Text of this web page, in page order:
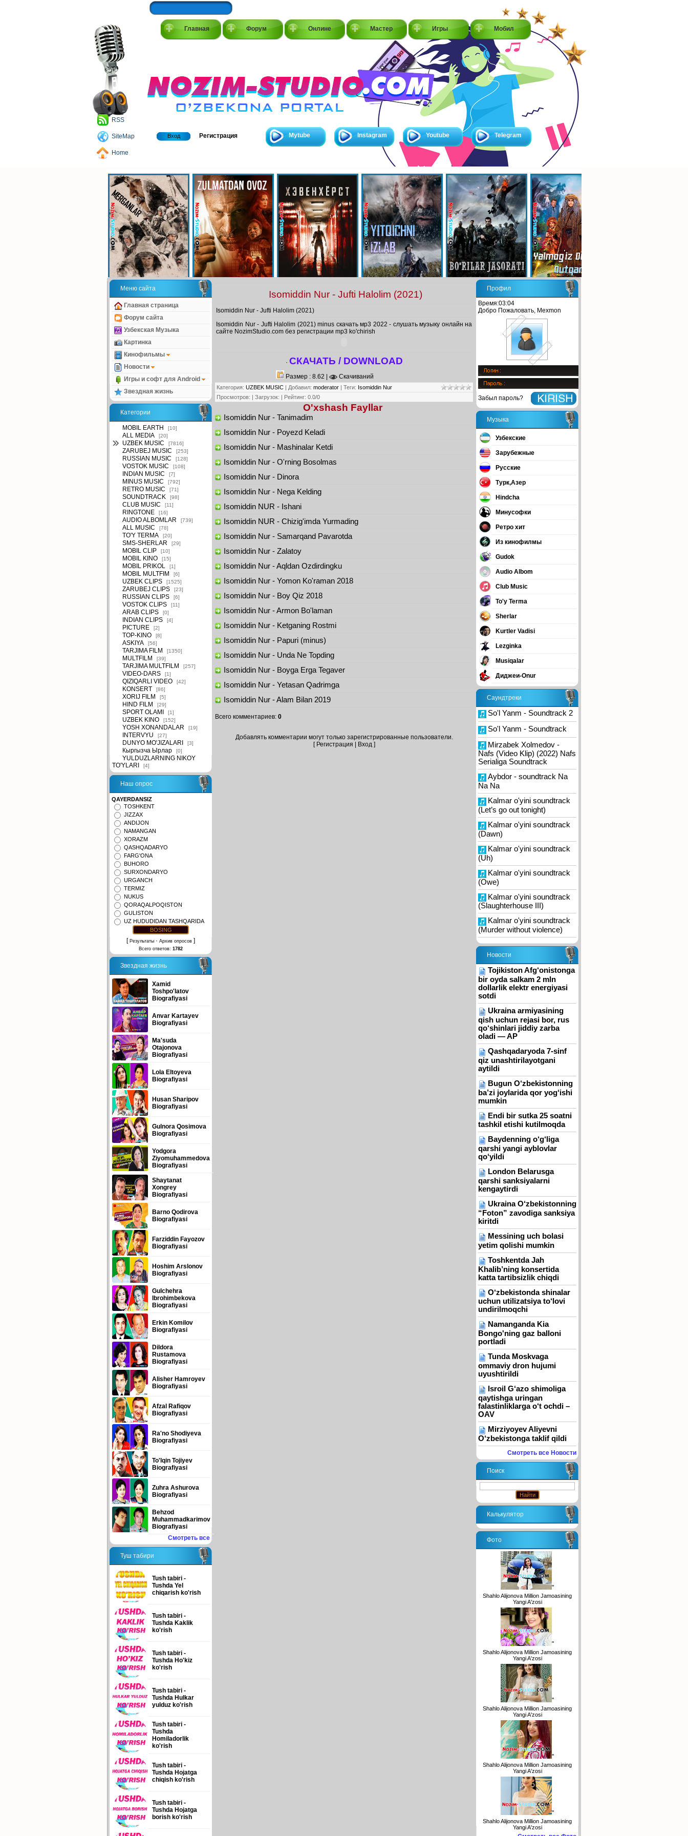
Главная Форум Онлине Мастер Игры Мобил
RSS
SiteMap
Home
Вход Регистрация Mytube Instagram Youtube Telegram
Меню сайта
Главная страница
Форум сайта
Узбекская Музыка
Картинка
Кинофильмы
Новости
Игры и софт для Android
Звездная жизнь
Категории
MOBIL EARTH [10]
ALL MEDIA [20]
UZBEK MUSIC [7816]
ZARUBEJ MUSIC [253]
RUSSIAN MUSIC [128]
VOSTOK MUSIC [108]
INDIAN MUSIC [7]
MINUS MUSIC [792]
RETRO MUSIC [71]
SOUNDTRACK [98]
CLUB MUSIC [11]
RINGTONE [16]
AUDIO ALBOMLAR [739]
ALL MUSIC [78]
TO'Y TERMA [20]
SMS-SHERLAR [29]
MOBIL CLIP [10]
MOBIL KINO [15]
MOBIL PRIKOL [1]
MOBIL MULTFIM [6]
UZBEK CLIPS [1525]
ZARUBEJ CLIPS [23]
RUSSIAN CLIPS [6]
VOSTOK CLIPS [11]
ARAB CLIPS [0]
INDIAN CLIPS [4]
PICTURE [2]
TOP-KINO [8]
ASKIYA [56]
TARJIMA FILM [1350]
MULTFILM [39]
TARJIMA MULTFILM [257]
VIDEO-DARS [1]
QIZIQARLI VIDEO [42]
KONSERT [86]
XORIJ FILM [5]
HIND FILM [29]
SPORT OLAMI [1]
UZBEK KINO [152]
YOSH XONANDALAR [19]
INTERVYU [27]
DUNYO MO'JIZALARI [3]
Кыргызча Ырлар [0]
YULDUZLARNING NIKOY
TO'YLARI
[4]
Наш опрос
QAYERDANSIZ
TOSHKENT
JIZZAX
ANDIJON
NAMANGAN
XORAZM
QASHQADARYO
FARG'ONA
BUHORO
SURXONDARYO
URGANCH
TERMIZ
NUKUS
QORAQALPOQISTON
GULISTON
UZ HUDUDIDAN TASHQARIDA
[ Результаты · Архив опросов ]
Всего ответов: 1782
Звездная жизнь
Xamid
Toshpo'latov
Biografiyasi
Anvar Kartayev
Biografiyasi
Ma'suda
Otajonova
Biografiyasi
Lola Eltoyeva
Biografiyasi
Husan Sharipov
Biografiyasi
Gulnora Qosimova
Biografiyasi
Yodgora
Ziyomuhammedova
Biografiyasi
Shaytanat
Xongrey
Biografiyasi
Barno Qodirova
Biografiyasi
Farziddin Fayozov
Biografiyasi
Hoshim Arslonov
Biografiyasi
Gulchehra
Ibrohimbekova
Biografiyasi
Erkin Komilov
Biografiyasi
Dildora
Rustamova
Biografiyasi
Alisher Hamroyev
Biografiyasi
Afzal Rafiqov
Biografiyasi
Ra'no Shodiyeva
Biografiyasi
To'lqin Tojiyev
Biografiyasi
Zuhra Ashurova
Biografiyasi
Behzod
Muhammadkarimov
Biografiyasi
Смотреть все
Туш табири
Tush tabiri -
Tushda Yel
chiqarish ko'rish
Tush tabiri -
Tushda Kaklik
ko'rish
Tush tabiri -
Tushda Ho'kiz
ko'rish
Tush tabiri -
Tushda Hulkar
yulduz ko'rish
Tush tabiri -
Tushda
Homiladorlik
ko'rish
Tush tabiri -
Tushda Hojatga
chiqish ko'rish
Tush tabiri -
Tushda Hojatga
borish ko'rish
Isomiddin Nur - Jufti Halolim (2021)
Isomiddin Nur - Jufti Halolim (2021)
Isomiddin Nur - Jufti Halolim (2021) minus скачать мр3 2022 - слушать музыку онлайн на
сайте NozimStudio.com без регистрации mp3 ko'chirish
· СКАЧАТЬ / DOWNLOAD
Размер : 8.62 | Скачиваний
Категория: UZBEK MUSIC | Добавил: moderator | Теги: Isomiddin Nur
Просмотров: | Загрузок: | Рейтинг: 0.0/0
O'xshash Fayllar
Isomiddin Nur - Tanimadim
Isomiddin Nur - Poyezd Keladi
Isomiddin Nur - Mashinalar Ketdi
Isomiddin Nur - O'rning Bosolmas
Isomiddin Nur - Dinora
Isomiddin Nur - Nega Kelding
Isomiddin NUR - Ishani
Isomiddin NUR - Chizig'imda Yurmading
Isomiddin Nur - Samarqand Pavarotda
Isomiddin Nur - Zalatoy
Isomiddin Nur - Aqldan Ozdirdingku
Isomiddin Nur - Yomon Ko'raman 2018
Isomiddin Nur - Boy Qiz 2018
Isomiddin Nur - Armon Bo'laman
Isomiddin Nur - Ketganing Rostmi
Isomiddin Nur - Papuri (minus)
Isomiddin Nur - Unda Ne Topding
Isomiddin Nur - Boyga Erga Tegaver
Isomiddin Nur - Yetasan Qadrimga
Isomiddin Nur - Alam Bilan 2019
Всего комментариев: 0
Добавлять комментарии могут только зарегистрированные пользователи.
[ Регистрация Вход]
Профил
Время:03:04
Добро Пожаловать, Mexmon
Забыл пароль?
Музыка
Узбекские
Зарубежные
Русские
Турк,Азер
Hindcha
Минусофки
Ретро хит
Из кинофилмы
Gudok
Audio Albom
Club Music
To'y Terma
Sherlar
Kurtler Vadisi
Lezginka
Musiqalar
Диджеи-Onur
Саундтреки
So'l Yanm - Soundtrack 2
So'l Yanm - Soundtrack
Mirzabek Xolmedov -
Nafs (Video Klip) (2022) Nafs
Serialiga Soundtrack
Aybdor - soundtrack Na
Na Na
Kalmar o'yini soundtrack
(Let’s go out tonight)
Kalmar o'yini soundtrack
(Dawn)
Kalmar o'yini soundtrack
(Uh)
Kalmar o'yini soundtrack
(Owe)
Kalmar o'yini soundtrack
(Slaughterhouse III)
Kalmar o'yini soundtrack
(Murder without violence)
Новости
Tojikiston Afg‘onistonga
bir oyda salkam 2 mln
dollarlik elektr energiyasi
sotdi
Ukraina armiyasining
qish uchun rejasi bor, rus
qo‘shinlari jiddiy zarba
oladi — AP
Qashqadaryoda 7-sinf
qiz unashtirilayotgani
aytildi
Bugun O‘zbekistonning
ba’zi joylarida qor yog‘ishi
mumkin
Endi bir sutka 25 soatni
tashkil etishi kutilmoqda
Baydenning o‘g‘liga
qarshi yangi ayblovlar
qo‘yildi
London Belarusga
qarshi sanksiyalarni
kengaytirdi
Ukraina O‘zbekistonning
“Foton” zavodiga sanksiya
kiritdi
Messining uch bolasi
yetim qolishi mumkin
Toshkentda Jah
Khalib’ning konsertida
katta tartibsizlik chiqdi
O‘zbekistonda shinalar
uchun utilizatsiya to‘lovi
undirilmoqchi
Namanganda Kia
Bongo'ning gaz balloni
portladi
Tunda Moskvaga
ommaviy dron hujumi
uyushtirildi
Isroil G‘azo shimoliga
qaytishga uringan
falastinliklarga o‘t ochdi –
OAV
Mirziyoyev Aliyevni
O‘zbekistonga taklif qildi
Смотреть все Новости
Поиск
Калькулятор
Фото
"
Shahlo Alijonova Million Jamoasining
Yangi A'zosi
"
Shahlo Alijonova Million Jamoasining
Yangi A'zosi
"
Shahlo Alijonova Million Jamoasining
Yangi A'zosi
"
Shahlo Alijonova Million Jamoasining
Yangi A'zosi
"
Shahlo Alijonova Million Jamoasining
Yangi A'zosi